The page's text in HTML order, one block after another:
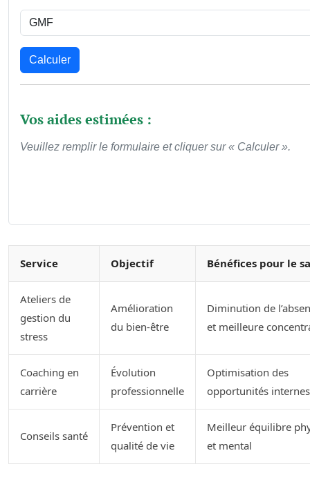
Calculer
Vos aides estimées :
Veuillez remplir le formulaire et cliquer sur « Calculer ».
Service Objectif Bénéfices pour le
Ateliers de
gestion du
stress
Amélioration
du bien-être
Diminution de
et meilleure
Coaching en
carrière
Évolution
professionnelle
Optimisation des
opportunités internes
Conseils santé
Prévention et
qualité de vie
Meilleur équilibre
et mental